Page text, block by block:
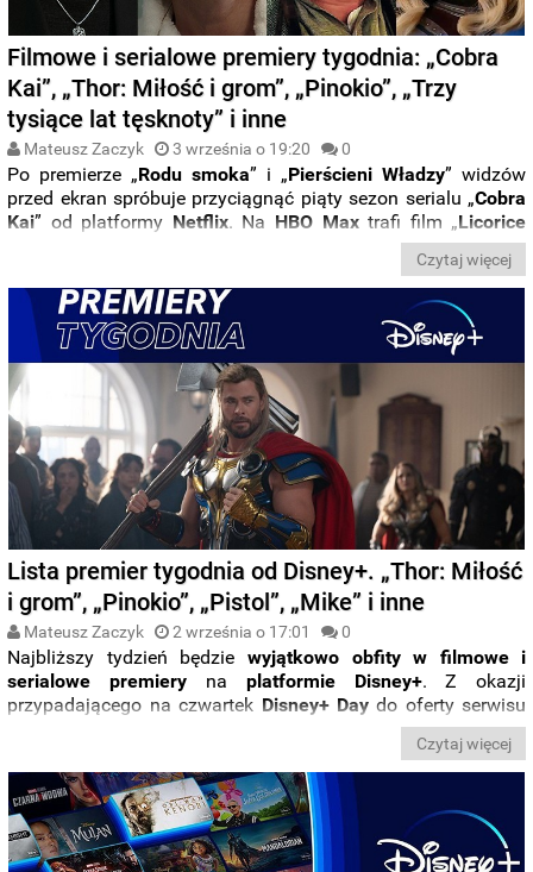
Filmowe i serialowe premiery tygodnia: „Cobra
Kai”, „Thor: Miłość i grom”, „Pinokio”, „Trzy
tysiące lat tęsknoty” i inne
Mateusz Zaczyk 3 września o 19:20 0
Po premierze „Rodu smoka” i „Pierścieni Władzy” widzów
przed ekran spróbuje przyciągnąć piąty sezon serialu „Cobra
Kai” od platformy Netflix. Na HBO Maxtrafi film „Licorice
”, a prawdziwą filmowo-serialową ofensywę zafunduje
kalendarz premierna
tydzieńod 29 sierpnia do 4 września?Sprawdźcie,co
obejrzećnaplatformach streamingowych i w kinach
nowej odsłonie serii „Filmowe premiery tygodnia”.
Czytaj więcej
Lista premier tygodnia od Disney+. „Thor: Miłość
i grom”, „Pinokio”, „Pistol”, „Mike” i inne
Mateusz Zaczyk 2 września o 17:01 0
Najbliższy tydzień będzie wyjątkowo obfity w filmowe i
serialowe premiery na platformie Disney+. Z okazji
przypadającego na czwartek Disney+ Daydo oferty serwisu
najnowsze widowisko Marvela, czyli
aktorska wersja „Pinokia”
Pojawią się też seriale opowiadające historięMike'a Tysonai
zespołuSex Pistols. Sprawdźcie dokładną rozpiskę premier
odDisney+na tydzień5-11 września .
Czytaj więcej